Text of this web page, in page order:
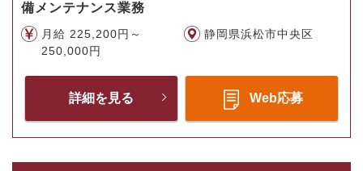
備メンテナンス業務
月給 225,200円～
250,000円
静岡県浜松市中央区
詳細を見る Web応募